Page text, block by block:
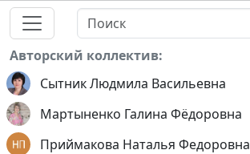
Авторский коллектив:
Сытник Людмила Васильевна
Мартыненко Галина Фёдоровна
Приймакова Наталья Федоровна